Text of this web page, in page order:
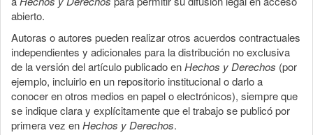
abierto.
Autoras o autores pueden realizar otros acuerdos contractuales
independientes y adicionales para la distribución no exclusiva
de la versión del artículo publicado enHechos y Derechos (por
ejemplo, incluirlo en un repositorio institucional o darlo a
conocer en otros medios en papel o electrónicos), siempre que
se indique clara y explícitamente que el trabajo se publicó por
primera vez enHechos y Derechos.